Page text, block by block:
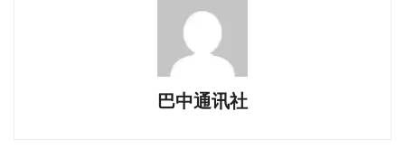
巴中通讯社